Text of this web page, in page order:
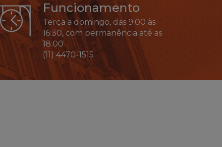
Funcionamento
Terça a domingo, das 9:00 às
16:30, com permanência até as
18:00
(11) 4470-1515